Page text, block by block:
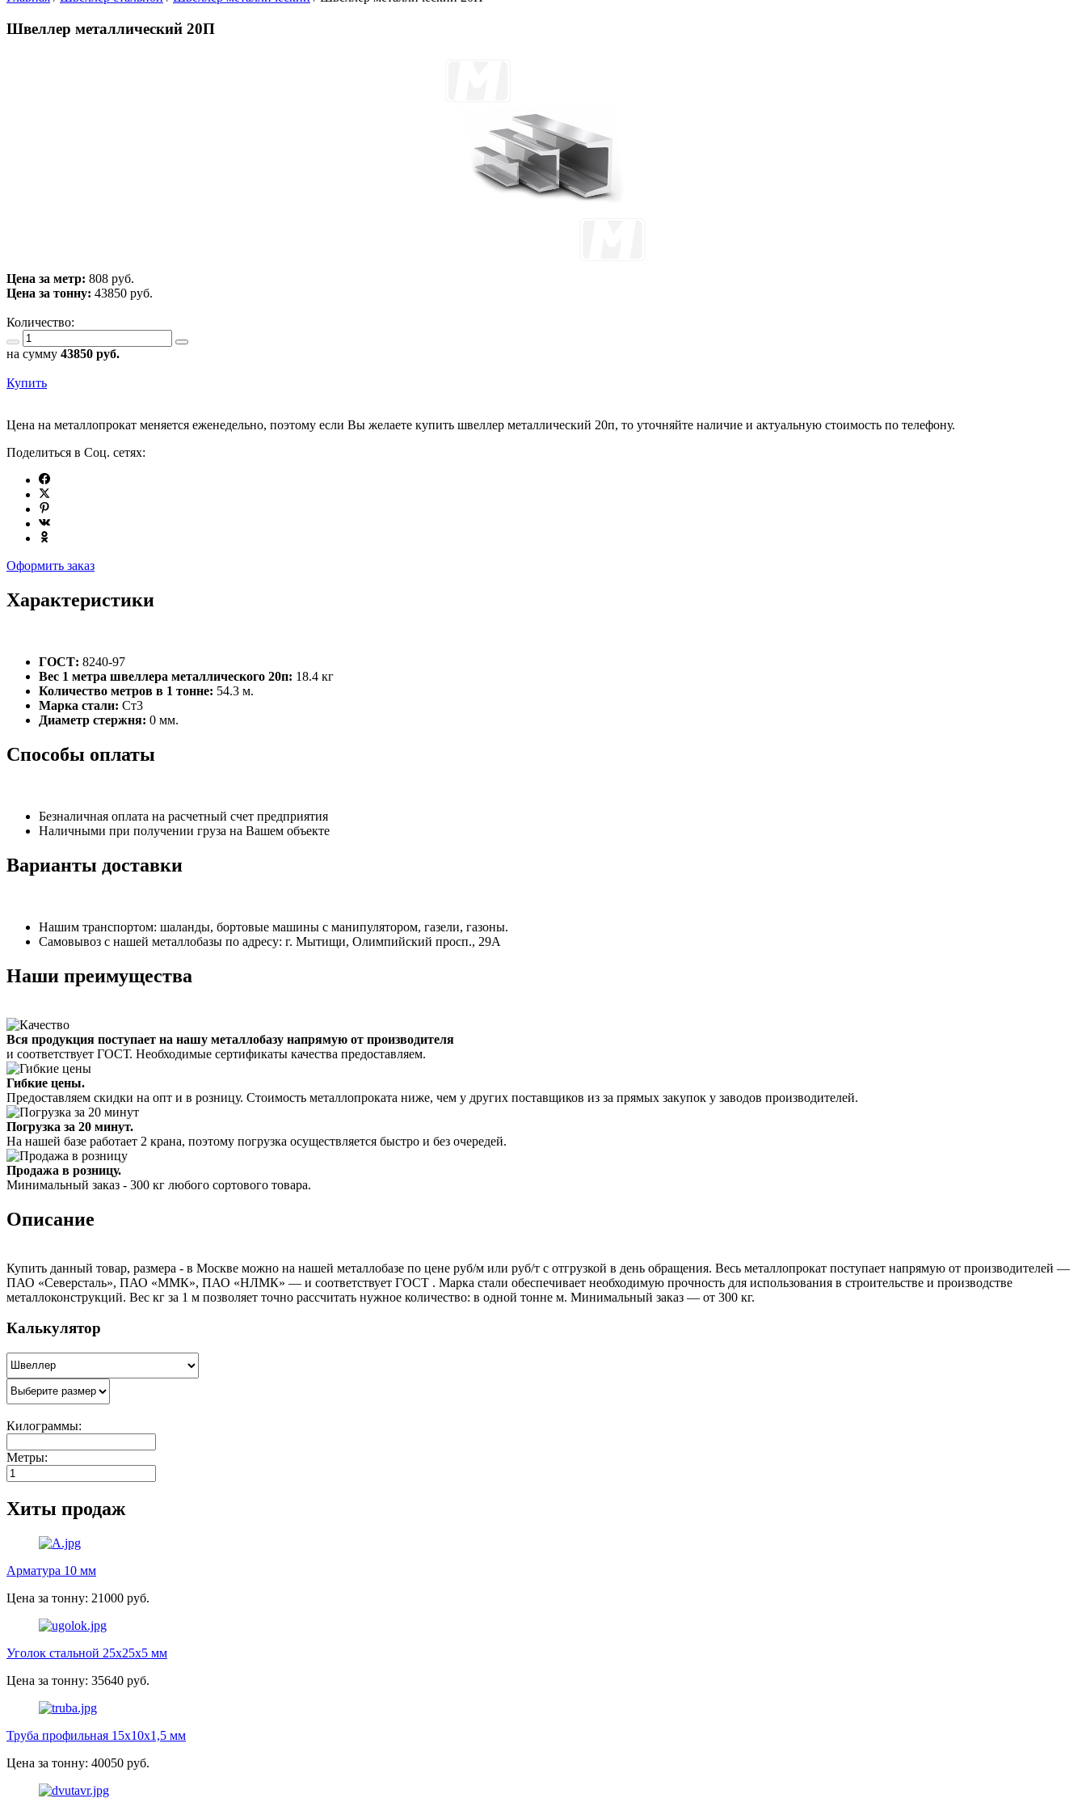
Швеллер металлический 20П
Цена за метр: 808 руб.
Цена за тонну: 43850 руб.
Количество:
на сумму 43850 руб.
Купить
Цена на металлопрокат меняется еженедельно, поэтому если Вы желаете купить швеллер металлический 20п, то уточняйте наличие и актуальную стоимость по телефону.
Поделиться в Соц. сетях:
Оформить заказ
Характеристики
ГОСТ: 8240-97
Вес 1 метра швеллера металлического 20п: 18.4 кг
Количество метров в 1 тонне: 54.3 м.
Марка стали: Ст3
Диаметр стержня: 0 мм.
Способы оплаты
Безналичная оплата на расчетный счет предприятия
Наличными при получении груза на Вашем объекте
Варианты доставки
Нашим транспортом: шаланды, бортовые машины с манипулятором, газели, газоны.
Самовывоз с нашей металлобазы по адресу: г. Мытищи, Олимпийский просп., 29А
Наши преимущества
Вся продукция поступает на нашу металлобазу напрямую от производителя
и соответствует ГОСТ. Необходимые сертификаты качества предоставляем.
Гибкие цены.
Предоставляем скидки на опт и в розницу. Стоимость металлопроката ниже, чем у других поставщиков из за прямых закупок у заводов производителей.
Погрузка за 20 минут.
На нашей базе работает 2 крана, поэтому погрузка осуществляется быстро и без очередей.
Продажа в розницу.
Минимальный заказ - 300 кг любого сортового товара.
Описание
Купить данный товар, размера - в Москве можно на нашей металлобазе по цене руб/м или руб/т с отгрузкой в день обращения. Весь металлопрокат поступает напрямую от производителей —
ПАО «Северсталь», ПАО «ММК», ПАО «НЛМК» — и соответствует ГОСТ . Марка стали обеспечивает необходимую прочность для использования в строительстве и производстве
металлоконструкций. Вес кг за 1 м позволяет точно рассчитать нужное количество: в одной тонне м. Минимальный заказ — от 300 кг.
Калькулятор
Килограммы:
Метры:
Хиты продаж
Арматура 10 мм
Цена за тонну: 21000 руб.
Уголок стальной 25х25х5 мм
Цена за тонну: 35640 руб.
Труба профильная 15х10х1,5 мм
Цена за тонну: 40050 руб.